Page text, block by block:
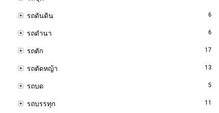
รถดันดิน 6
รถดำนา 6
รถตัก 17
รถตัดหญ้า 13
รถบด 5
รถบรรทุก 11